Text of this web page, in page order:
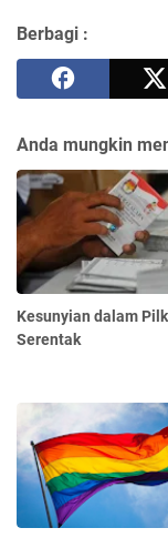
Berbagi :
Anda mungkin
Kesunyian dalam
Serentak